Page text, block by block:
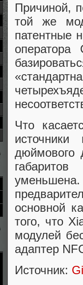
Причиной,
той же
патентные
оператора
Что
дюймового
основной
того, что
модулей
адаптер
Источник: